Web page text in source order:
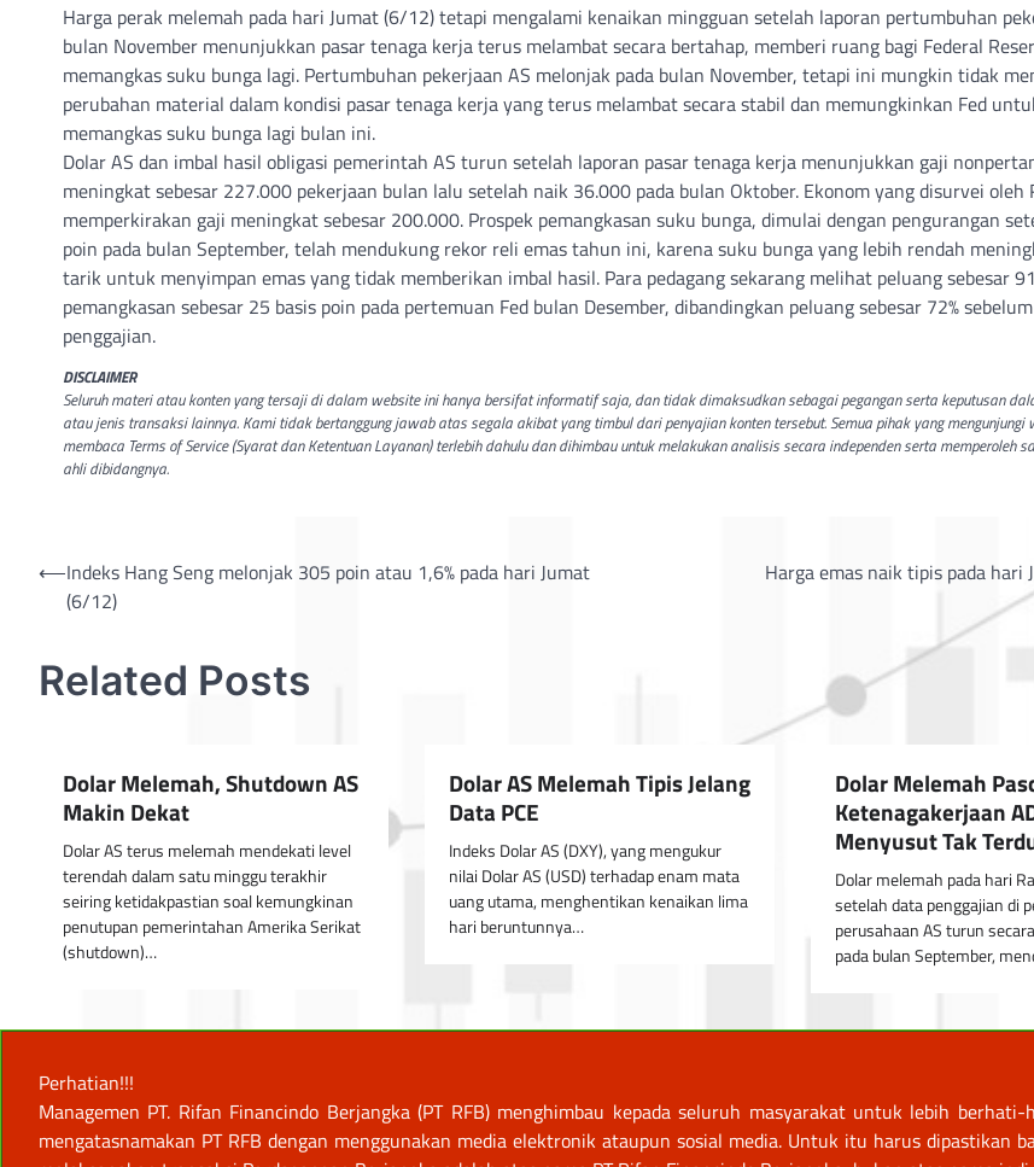
Harga perak melemah pada hari Jumat (6/12) tetapi mengalami kenaikan mingguan setelah laporan pertumbuhan
bulan November menunjukkan pasar tenaga kerja terus melambat secara bertahap, memberi ruang bagi Federal
memangkas suku bunga lagi. Pertumbuhan pekerjaan AS melonjak pada bulan November, tetapi ini mungkin tidak
perubahan material dalam kondisi pasar tenaga kerja yang terus melambat secara stabil dan memungkinkan Fed
memangkas suku bunga lagi bulan ini.
Dolar AS dan imbal hasil obligasi pemerintah AS turun setelah laporan pasar tenaga kerja menunjukkan gaji
meningkat sebesar 227.000 pekerjaan bulan lalu setelah naik 36.000 pada bulan Oktober. Ekonom yang disurvei oleh
memperkirakan gaji meningkat sebesar 200.000. Prospek pemangkasan suku bunga, dimulai dengan pengurangan
poin pada bulan September, telah mendukung rekor reli emas tahun ini, karena suku bunga yang lebih rendah
tarik untuk menyimpan emas yang tidak memberikan imbal hasil. Para pedagang sekarang melihat peluang sebesar
pemangkasan sebesar 25 basis poin pada pertemuan Fed bulan Desember, dibandingkan peluang sebesar 72%
penggajian.
DISCLAIMER
Seluruh materi atau konten yang tersaji di dalam website ini hanya bersifat informatif saja, dan tidak dimaksudkan sebagai pegangan serta keputusan
atau jenis transaksi lainnya. Kami tidak bertanggung jawab atas segala akibat yang timbul dari penyajian konten tersebut. Semua pihak yang mengunjungi
membaca Terms of Service (Syarat dan Ketentuan Layanan) terlebih dahulu dan dihimbau untuk melakukan analisis secara independen serta memperoleh
ahli dibidangnya.
Post
navigation
⟵Indeks Hang Seng melonjak 305 poin atau 1,6% pada hari Jumat
(6/12)
Harga emas naik tipis pada hari
Related Posts
Dolar Melemah, Shutdown AS
Makin Dekat
Dolar AS terus melemah mendekati level
terendah dalam satu minggu terakhir
seiring ketidakpastian soal kemungkinan
penutupan pemerintahan Amerika Serikat
(shutdown)…
Dolar AS Melemah Tipis Jelang
Data PCE
Indeks Dolar AS (DXY), yang mengukur
nilai Dolar AS (USD) terhadap enam mata
uang utama, menghentikan kenaikan lima
hari beruntunnya…
Dolar Melemah
Ketenagakerjaan
Menyusut Tak
Dolar melemah pada hari
setelah data penggajian di
perusahaan AS turun
pada bulan September,
Perhatian!!!
Managemen PT. Rifan Financindo Berjangka (PT RFB) menghimbau kepada seluruh masyarakat untuk lebih
mengatasnamakan PT RFB dengan menggunakan media elektronik ataupun sosial media. Untuk itu harus dipastikan